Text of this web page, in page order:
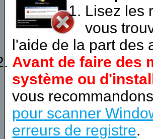
Lisez les
vous
l'aide de la part des
Avant de faire des
système ou
vous
pour scanner
erreurs de registre.